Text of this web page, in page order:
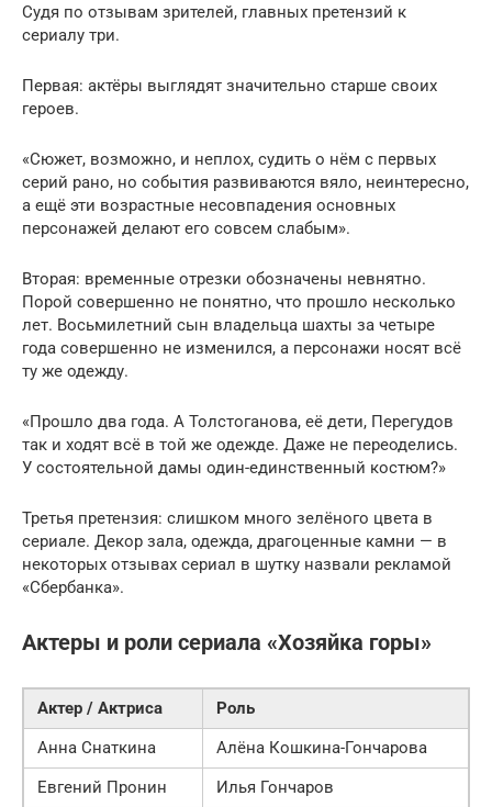
Судя по отзывам зрителей, главных претензий к
сериалу три.
Первая: актёры выглядят значительно старше своих
героев.
«Сюжет, возможно, и неплох, судить о нём с первых
серий рано, но события развиваются вяло, неинтересно,
а ещё эти возрастные несовпадения основных
персонажей делают его совсем слабым».
Вторая: временные отрезки обозначены невнятно.
Порой совершенно не понятно, что прошло несколько
лет. Восьмилетний сын владельца шахты за четыре
года совершенно не изменился, а персонажи носят всё
ту же одежду.
«Прошло два года. А Толстоганова, её дети, Перегудов
так и ходят всё в той же одежде. Даже не переоделись.
У состоятельной дамы один-единственный костюм?»
Третья претензия: слишком много зелёного цвета в
сериале. Декор зала, одежда, драгоценные камни — в
некоторых отзывах сериал в шутку назвали рекламой
«Сбербанка».
Актеры и роли сериала «Хозяйка горы»
Актер / Актриса
Роль
Анна Снаткина
Алёна Кошкина-Гончарова
Евгений Пронин
Илья Гончаров